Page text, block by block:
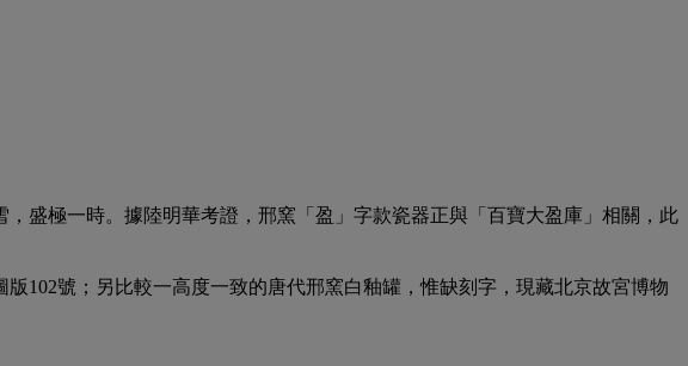
盛極一時。據陸明華考證，邢窯「盈」字款瓷器正與「百寶大盈庫」相關，此
102號；另比較一高度一致的唐代邢窯白釉罐，惟缺刻字，現藏北京故宮博物